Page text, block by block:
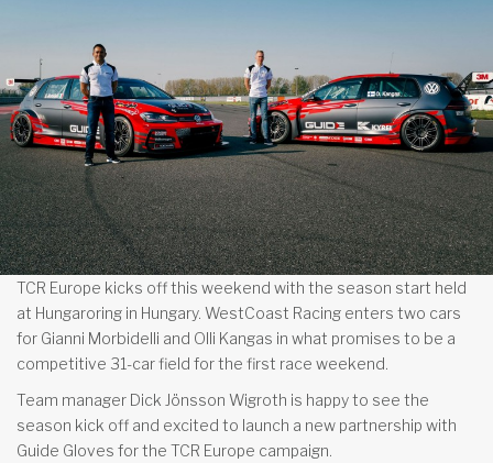
TCR Europe kicks off this weekend with the season start held
at Hungaroring in Hungary. WestCoast Racing enters two cars
for Gianni Morbidelli and Olli Kangas in what promises to be a
competitive 31-car field for the first race weekend.
Team manager Dick Jönsson Wigroth is happy to see the
season kick off and excited to launch a new partnership with
Guide Gloves for the TCR Europe campaign.